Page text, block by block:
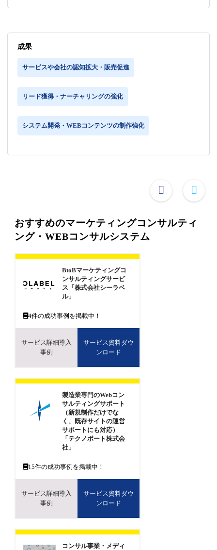
成果
サービスや会社の認知拡大・販売促進
リード獲得・ナーチャリングの強化
システム開発・WEBコンテンツの制作強化
おすすめのマーケティングコンサルティ
ング・WEBコンサルシステム
BtoBマーケティングコ
ンサルティングサービ
ス「株式会社シーラベ
ル」
4件の成功事例を掲載中！
サービス詳細導入
事例
サービス資料ダウ
ンロード
製造業専門のWebコン
サルティングサポート
（新規制作だけでな
く、既存サイトの運営
サポートにも対応）
「テクノポート株式会
社」
15件の成功事例を掲載中！
サービス詳細導入
事例
サービス資料ダウ
ンロード
コンサル事業・メディ